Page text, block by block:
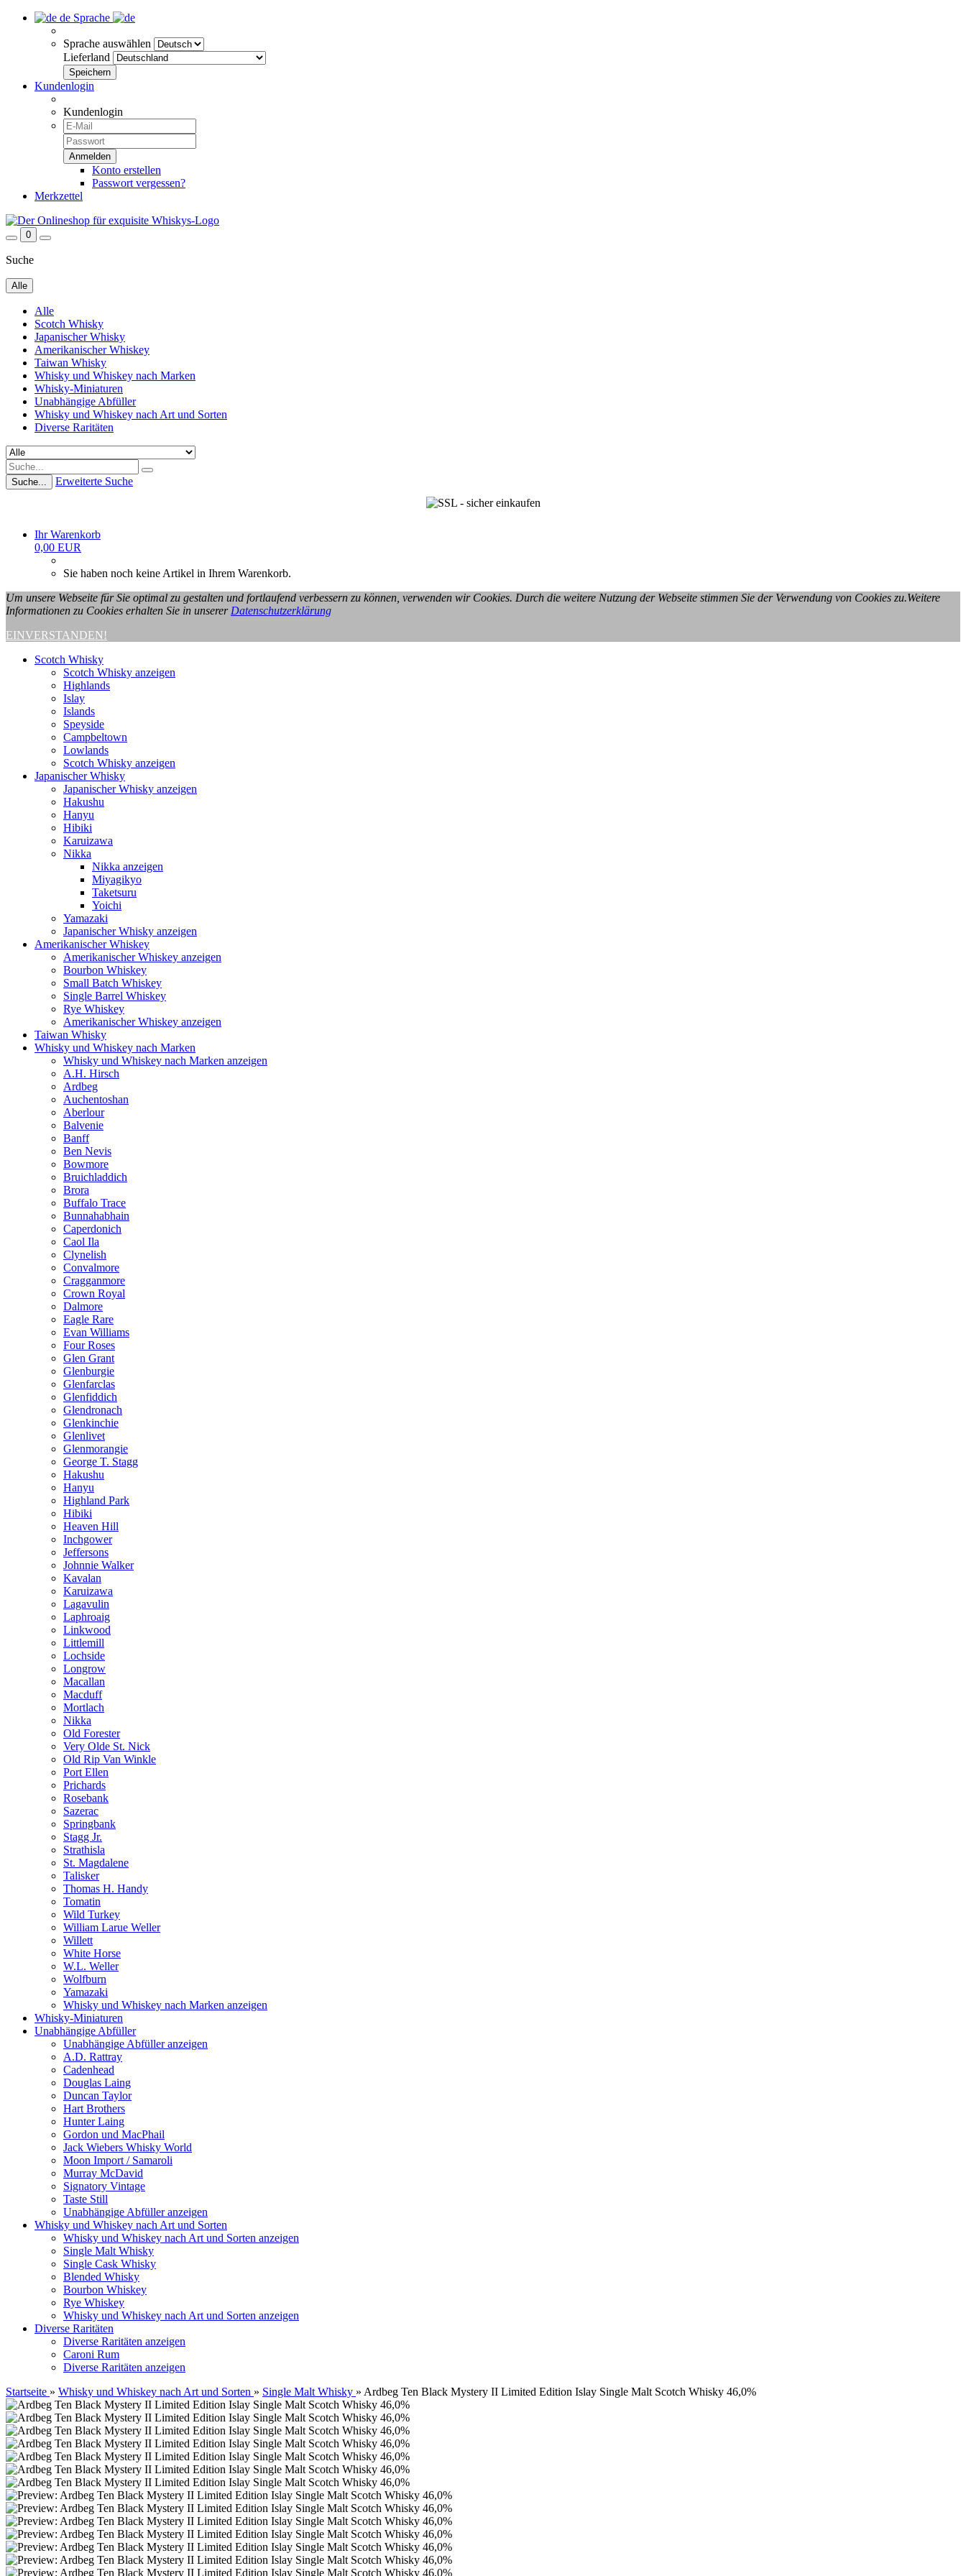
de Sprache
Sprache auswählen
Lieferland
Kundenlogin
Kundenlogin
Konto erstellen
Passwort vergessen?
Merkzettel
0
Suche
Alle
Alle
Scotch Whisky
Japanischer Whisky
Amerikanischer Whiskey
Taiwan Whisky
Whisky und Whiskey nach Marken
Whisky-Miniaturen
Unabhängige Abfüller
Whisky und Whiskey nach Art und Sorten
Diverse Raritäten
Suche... Erweiterte Suche
Ihr Warenkorb
0,00 EUR
Sie haben noch keine Artikel in Ihrem Warenkorb.
Um unsere Webseite für Sie optimal zu gestalten und fortlaufend verbessern zu können, verwenden wir Cookies. Durch die weitere Nutzung der Webseite stimmen Sie der Verwendung von Cookies zu.Weitere
Informationen zu Cookies erhalten Sie in unserer Datenschutzerklärung
EINVERSTANDEN!
Scotch Whisky
Scotch Whisky anzeigen
Highlands
Islay
Islands
Speyside
Campbeltown
Lowlands
Scotch Whisky anzeigen
Japanischer Whisky
Japanischer Whisky anzeigen
Hakushu
Hanyu
Hibiki
Karuizawa
Nikka
Nikka anzeigen
Miyagikyo
Taketsuru
Yoichi
Yamazaki
Japanischer Whisky anzeigen
Amerikanischer Whiskey
Amerikanischer Whiskey anzeigen
Bourbon Whiskey
Small Batch Whiskey
Single Barrel Whiskey
Rye Whiskey
Amerikanischer Whiskey anzeigen
Taiwan Whisky
Whisky und Whiskey nach Marken
Whisky und Whiskey nach Marken anzeigen
A.H. Hirsch
Ardbeg
Auchentoshan
Aberlour
Balvenie
Banff
Ben Nevis
Bowmore
Bruichladdich
Brora
Buffalo Trace
Bunnahabhain
Caperdonich
Caol Ila
Clynelish
Convalmore
Cragganmore
Crown Royal
Dalmore
Eagle Rare
Evan Williams
Four Roses
Glen Grant
Glenburgie
Glenfarclas
Glenfiddich
Glendronach
Glenkinchie
Glenlivet
Glenmorangie
George T. Stagg
Hakushu
Hanyu
Highland Park
Hibiki
Heaven Hill
Inchgower
Jeffersons
Johnnie Walker
Kavalan
Karuizawa
Lagavulin
Laphroaig
Linkwood
Littlemill
Lochside
Longrow
Macallan
Macduff
Mortlach
Nikka
Old Forester
Very Olde St. Nick
Old Rip Van Winkle
Port Ellen
Prichards
Rosebank
Sazerac
Springbank
Stagg Jr.
Strathisla
St. Magdalene
Talisker
Thomas H. Handy
Tomatin
Wild Turkey
William Larue Weller
Willett
White Horse
W.L. Weller
Wolfburn
Yamazaki
Whisky und Whiskey nach Marken anzeigen
Whisky-Miniaturen
Unabhängige Abfüller
Unabhängige Abfüller anzeigen
A.D. Rattray
Cadenhead
Douglas Laing
Duncan Taylor
Hart Brothers
Hunter Laing
Gordon und MacPhail
Jack Wiebers Whisky World
Moon Import / Samaroli
Murray McDavid
Signatory Vintage
Taste Still
Unabhängige Abfüller anzeigen
Whisky und Whiskey nach Art und Sorten
Whisky und Whiskey nach Art und Sorten anzeigen
Single Malt Whisky
Single Cask Whisky
Blended Whisky
Bourbon Whiskey
Rye Whiskey
Whisky und Whiskey nach Art und Sorten anzeigen
Diverse Raritäten
Diverse Raritäten anzeigen
Caroni Rum
Diverse Raritäten anzeigen
Startseite » Whisky und Whiskey nach Art und Sorten » Single Malt Whisky » Ardbeg Ten Black Mystery II Limited Edition Islay Single Malt Scotch Whisky 46,0%